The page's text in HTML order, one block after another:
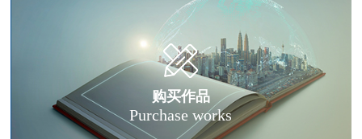
购买作品
Purchase works